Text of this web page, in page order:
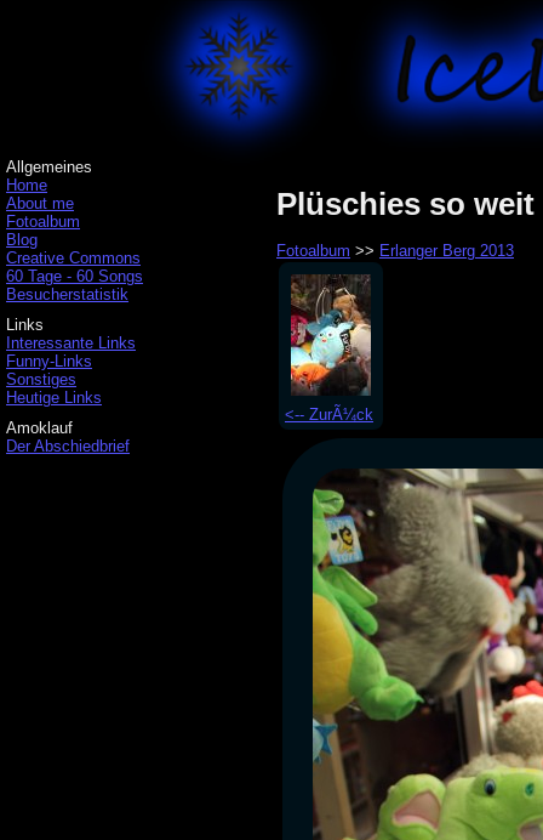
Allgemeines
Home
About me
Fotoalbum
Blog
Creative Commons
60 Tage - 60 Songs
Besucherstatistik
Links
Interessante Links
Funny-Links
Sonstiges
Heutige Links
Amoklauf
Der Abschiedbrief
Plüschies so
Fotoalbum >> Erlanger Berg 2013
<-- ZurÃ¼ck